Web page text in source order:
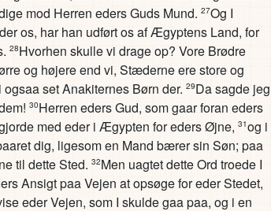
mod Herren eders Guds Mund. 27Og I
os, har han udført os af Ægyptens Land, for
28Hvorhen skulle vi drage op? Vore Brødre
og højere end vi, Stæderne ere store og
set Anakiternes Børn der. 29Da sagde jeg
30Herren eders Gud, som gaar foran eders
med eder i Ægypten for eders Øjne, 31og i
dig, ligesom en Mand bærer sin Søn; paa
til dette Sted. 32Men uagtet dette Ord troede I
Ansigt paa Vejen at opsøge for eder Stedet,
eder Vejen, som I skulde gaa paa, og i en